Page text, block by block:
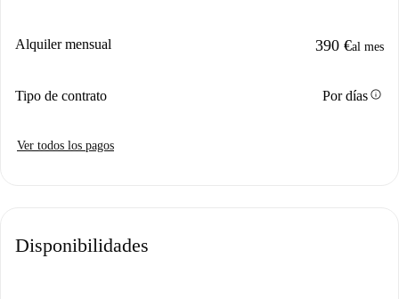
Alquiler mensual 390 €al mes
Tipo de contrato Por díasinfo
Ver todos los pagos
Disponibilidades